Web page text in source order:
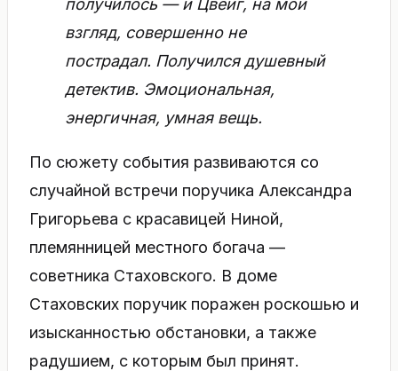
взгляд, совершенно не
пострадал. Получился душевный
детектив. Эмоциональная,
энергичная, умная вещь.
По сюжету события развиваются со
случайной встречи поручика Александра
Григорьева с красавицей Ниной,
племянницей местного богача —
советника Стаховского. В доме
Стаховских поручик поражен роскошью и
изысканностью обстановки, а также
радушием, с которым был принят.